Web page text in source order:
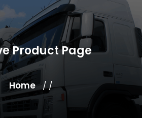
Product Page
Home / /